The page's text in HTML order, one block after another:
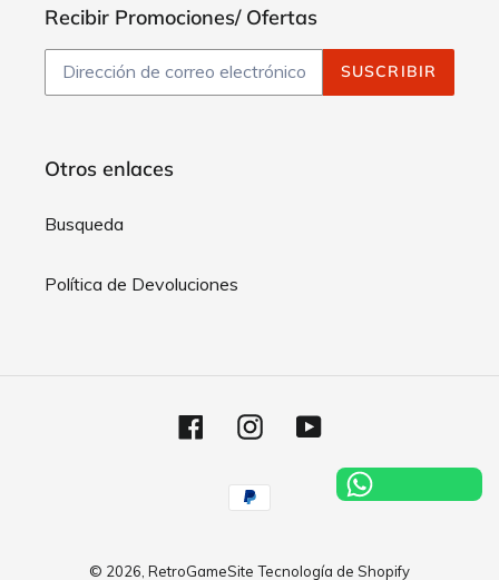
Recibir Promociones/ Ofertas
SUSCRIBIR
Otros enlaces
Busqueda
Política de Devoluciones
FacebookInstagramYouTube
Métodos
de
© 2026, RetroGameSite Tecnología de Shopify